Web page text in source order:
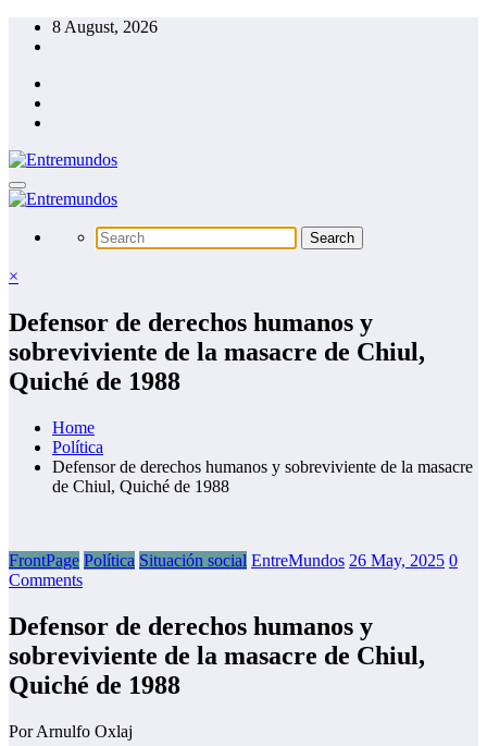
Skip
8 August, 2026
×
Defensor de derechos humanos y
sobreviviente de la masacre de Chiul,
Quiché de 1988
Home
Política
Defensor de derechos humanos y sobreviviente de la masacre
de Chiul, Quiché de 1988
FrontPage Política Situación social EntreMundos 26 May, 2025 0
Comments
Defensor de derechos humanos y
sobreviviente de la masacre de Chiul,
Quiché de 1988
Por Arnulfo Oxlaj